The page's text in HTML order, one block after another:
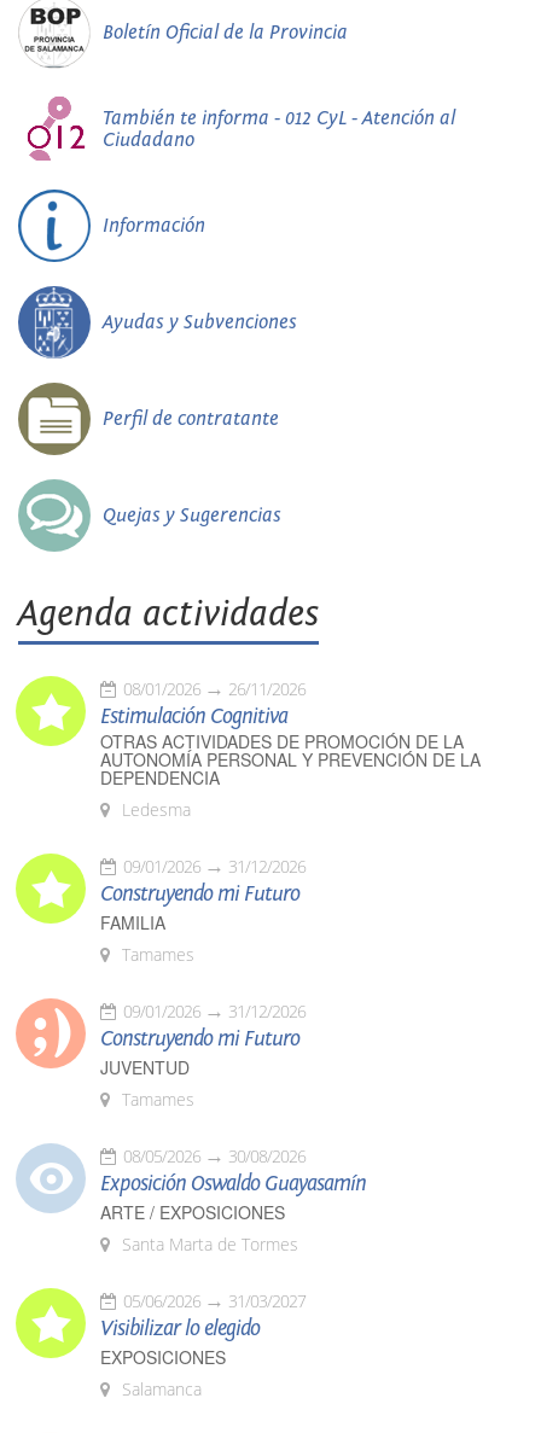
Boletín Oficial de la Provincia
También te informa - 012 CyL - Atención al
Ciudadano
Información
Ayudas y Subvenciones
Perfil de contratante
Quejas y Sugerencias
Agenda actividades
08/01/2026 26/11/2026
Estimulación Cognitiva
OTRAS ACTIVIDADES DE PROMOCIÓN DE LA
AUTONOMÍA PERSONAL Y PREVENCIÓN DE LA
DEPENDENCIA
Ledesma
09/01/2026 31/12/2026
Construyendo mi Futuro
FAMILIA
Tamames
09/01/2026 31/12/2026
Construyendo mi Futuro
JUVENTUD
Tamames
08/05/2026 30/08/2026
Exposición Oswaldo Guayasamín
ARTE / EXPOSICIONES
Santa Marta de Tormes
05/06/2026 31/03/2027
Visibilizar lo elegido
EXPOSICIONES
Salamanca